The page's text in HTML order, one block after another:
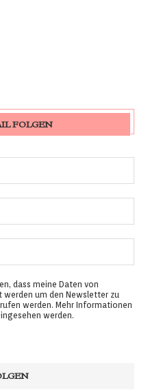
FOLGEN
dass meine Daten von
um den Newsletter zu
werden. Mehr Informationen
werden.